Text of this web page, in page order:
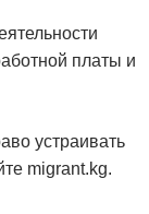
платы и
устраивать
migrant.kg.